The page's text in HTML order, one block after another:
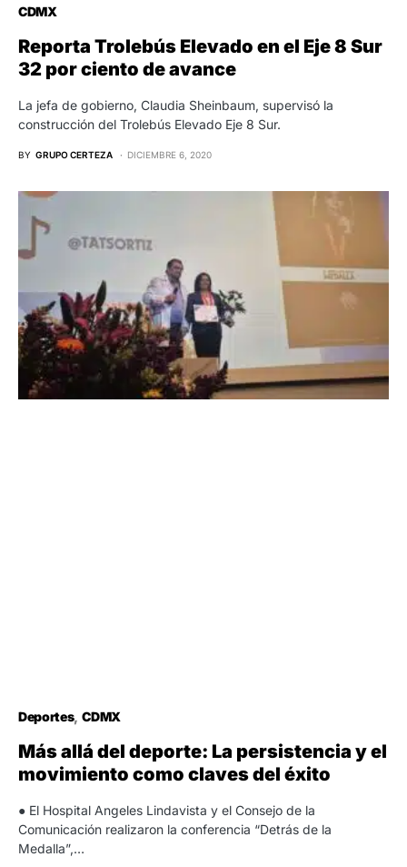
CDMX
Reporta Trolebús Elevado en el Eje 8 Sur
32 por ciento de avance
La jefa de gobierno, Claudia Sheinbaum, supervisó la
construcción del Trolebús Elevado Eje 8 Sur.
BY GRUPO CERTEZA DICIEMBRE 6, 2020
Deportes CDMX
Más allá del deporte: La persistencia y el
movimiento como claves del éxito
● El Hospital Angeles Lindavista y el Consejo de la
Comunicación realizaron la conferencia “Detrás de la
Medalla”,…